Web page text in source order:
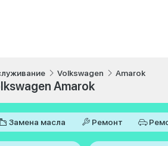
Volkswagen Amarok
Amarok
Замена масла Ремонт